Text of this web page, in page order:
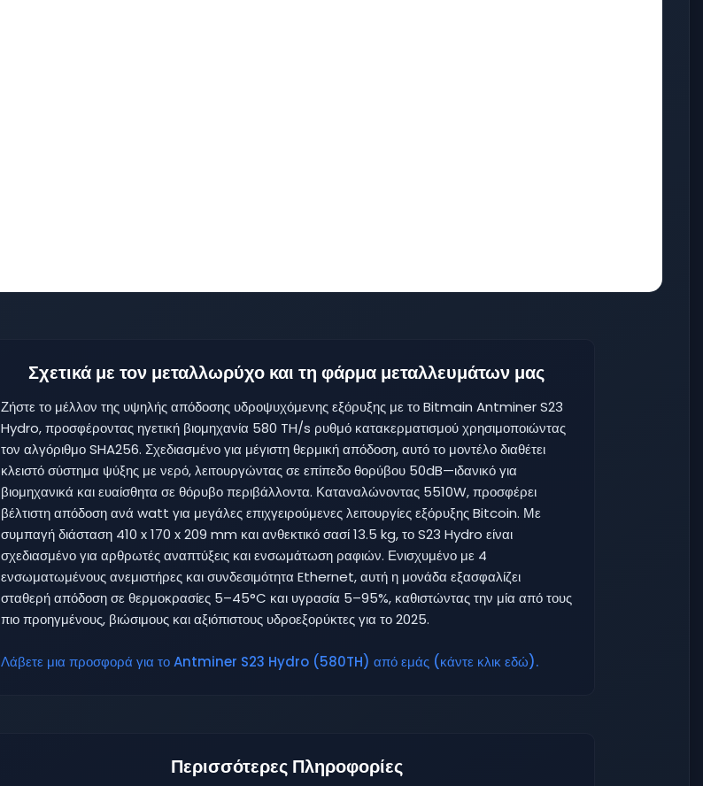
Σχετικά με τον μεταλλωρύχο και τη φάρμα μεταλλευμάτων μας
Ζήστε το μέλλον της υψηλής απόδοσης υδροψυχόμενης εξόρυξης με το Bitmain Antminer S23
Hydro, προσφέροντας ηγετική βιομηχανία 580 TH/s ρυθμό κατακερματισμού χρησιμοποιώντας
τον αλγόριθμο SHA256. Σχεδιασμένο για μέγιστη θερμική απόδοση, αυτό το μοντέλο διαθέτει
κλειστό σύστημα ψύξης με νερό, λειτουργώντας σε επίπεδο θορύβου 50dB—ιδανικό για
βιομηχανικά και ευαίσθητα σε θόρυβο περιβάλλοντα. Καταναλώνοντας 5510W, προσφέρει
βέλτιστη απόδοση ανά watt για μεγάλες επιχγειρούμενες λειτουργίες εξόρυξης Bitcoin. Με
συμπαγή διάσταση 410 x 170 x 209 mm και ανθεκτικό σασί 13.5 kg, το S23 Hydro είναι
σχεδιασμένο για αρθρωτές αναπτύξεις και ενσωμάτωση ραφιών. Ενισχυμένο με 4
ενσωματωμένους ανεμιστήρες και συνδεσιμότητα Ethernet, αυτή η μονάδα εξασφαλίζει
σταθερή απόδοση σε θερμοκρασίες 5–45°C και υγρασία 5–95%, καθιστώντας την μία από τους
πιο προηγμένους, βιώσιμους και αξιόπιστους υδροεξορύκτες για το 2025.
Λάβετε μια προσφορά για το Antminer S23 Hydro (580TH) από εμάς (κάντε κλικ εδώ).
Περισσότερες Πληροφορίες